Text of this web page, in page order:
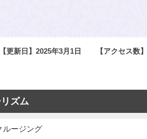
【更新日】 2025年3月1日 【アクセス数】
ズム
ルージング